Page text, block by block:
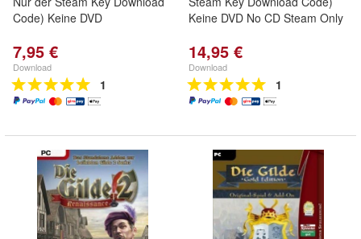
Code) Keine DVD
7,95 €
Download
1
Keine DVD No CD Steam Only
14,95 €
Download
1